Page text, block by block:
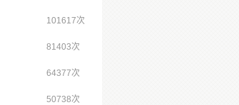
101617次
81403次
64377次
50738次